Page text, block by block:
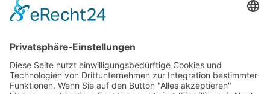
Mo – Do: 8:00 – 14:00 Uhr
Termine außerhalb unserer Geschäftszeiten nur
nach Absprache.